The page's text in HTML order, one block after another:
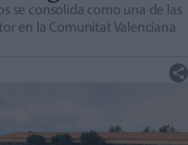
se consolida como una de las
en la Comunitat Valenciana